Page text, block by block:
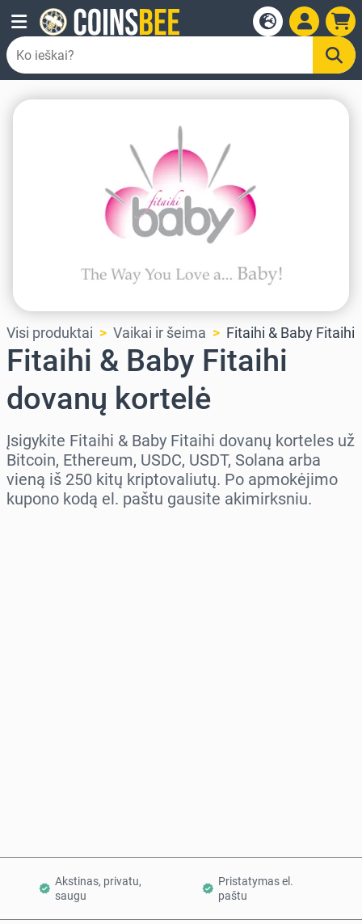
Visi produktai Vaikai ir šeima Fitaihi & Baby Fitaihi
Fitaihi & Baby Fitaihi
dovanų kortelė
Įsigykite Fitaihi & Baby Fitaihi dovanų korteles už
Bitcoin, Ethereum, USDC, USDT, Solana arba
vieną iš 250 kitų kriptovaliutų. Po apmokėjimo
kupono kodą el. paštu gausite akimirksniu.
Akstinas, privatu,
saugu
Pristatymas el.
paštu